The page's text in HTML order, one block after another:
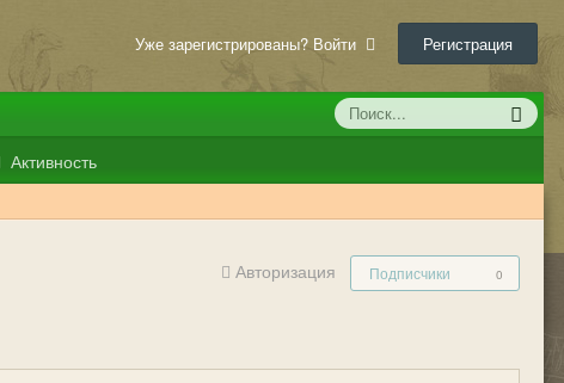
Уже зарегистрированы? Войти Регистрация
Активность
Авторизация Подписчики 0